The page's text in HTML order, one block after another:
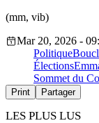
(mm, vib)
Mar 20, 2026 -
Politique
Élections
Sommet du
Print Partager
LES PLUS LUS